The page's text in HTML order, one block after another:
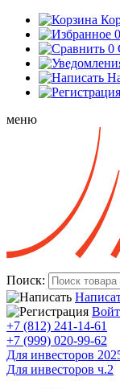
0
0
меню
Поиск:
+7 (812) 241-14-61
+7 (999) 020-99-62
Для инвесторов
Для инвесторов ч.2